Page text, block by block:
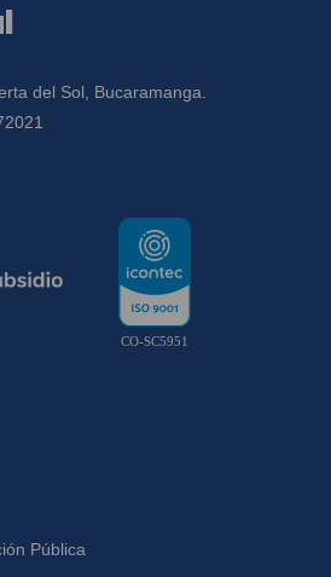
del Sol, Bucaramanga.
CO-SC5951
Pública